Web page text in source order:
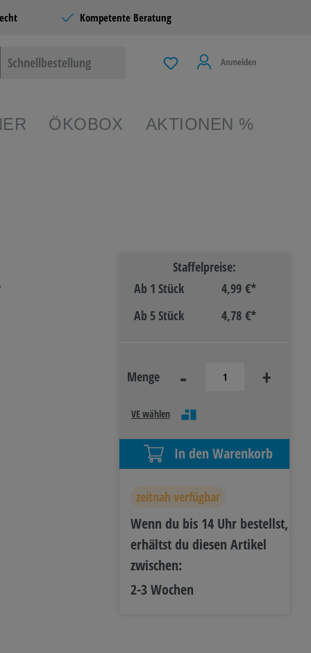
Kompetente Beratung
Schnellbestellung Anmelden
ÖKOBOX AKTIONEN %
LIVING
Staffelpreise:
Ab 1 Stück
4,99 €*
Ab 5 Stück 4,78 €*
Menge - +
VE wählen
In den Warenkorb
zeitnah verfügbar
Wenn du bis 14 Uhr bestellst,
erhältst du diesen Artikel
zwischen:
2-3 Wochen